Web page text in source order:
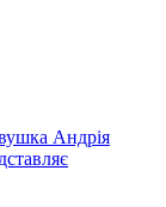
Андрія